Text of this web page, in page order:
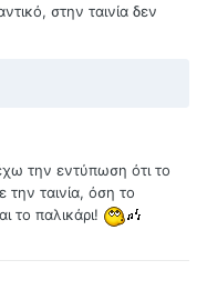
στην ταινία δεν
την εντύπωση ότι το
την ταινία, όση το
το παλικάρι!